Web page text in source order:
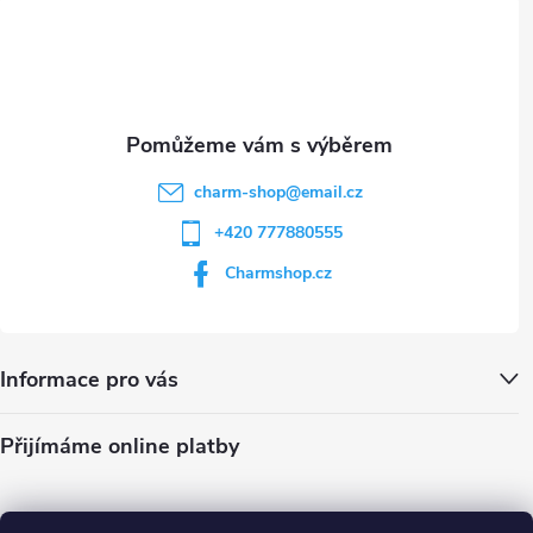
charm-shop@email.cz
+420 777880555
Charmshop.cz
Informace pro vás
Přijímáme online platby